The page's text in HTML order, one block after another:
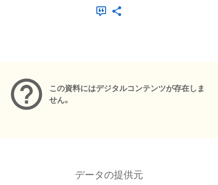
この資料にはデジタルコンテンツが存在しま
せん。
データの提供元